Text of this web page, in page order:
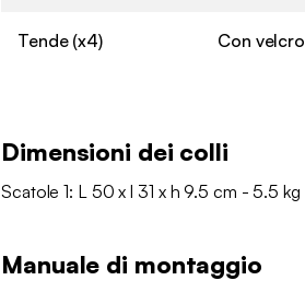
Tende (x4) Con velcro
Dimensioni dei colli
Scatole 1: L 50 x l 31 x h 9.5 cm - 5.5 kg
Manuale di montaggio